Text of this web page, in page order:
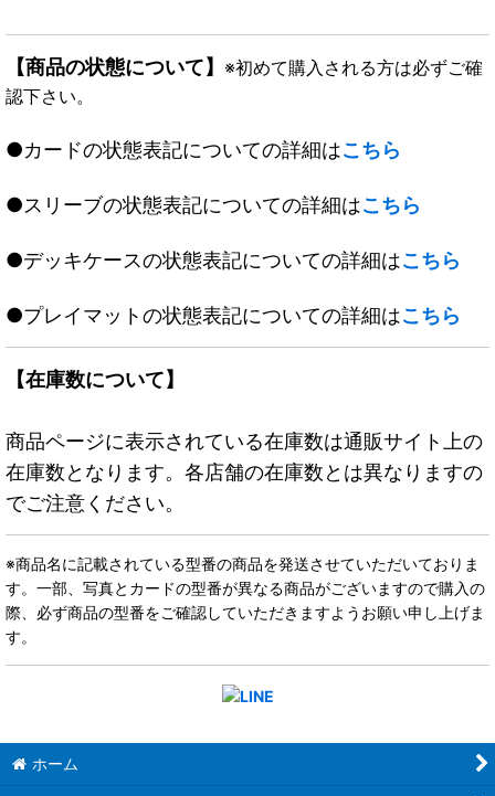
【商品の状態について】 ※初めて購入される方は必ずご確
認下さい。
●カードの状態表記についての詳細はこちら
●スリーブの状態表記についての詳細はこちら
●デッキケースの状態表記についての詳細はこちら
●プレイマットの状態表記についての詳細はこちら
【在庫数について】
商品ページに表示されている在庫数は通販サイト上の
在庫数となります。各店舗の在庫数とは異なりますの
でご注意ください。
※商品名に記載されている型番の商品を発送させていただいておりま
す。一部、写真とカードの型番が異なる商品がございますので購入の
際、必ず商品の型番をご確認していただきますようお願い申し上げま
す。
ホーム